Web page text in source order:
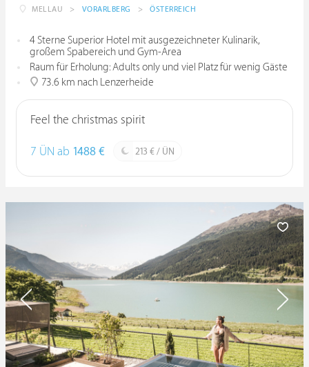
MELLAU > VORARLBERG > ÖSTERREICH
4 Sterne Superior Hotel mit ausgezeichneter Kulinarik,
großem Spabereich und Gym-Area
Raum für Erholung: Adults only und viel Platz für wenig Gäste
73.6 km nach Lenzerheide
Feel the christmas spirit
7 ÜN ab 1488 € 213 € / ÜN